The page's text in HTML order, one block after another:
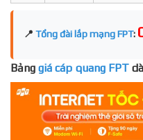
📍 Tổng đài lắp mạng FPT:
Bảng giá cáp quang FPT